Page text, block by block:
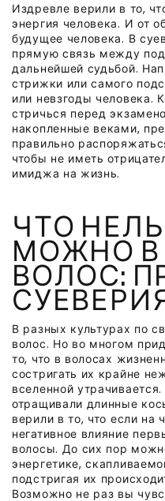
Издревле верили в то,
энергия человека. И от
будущее человека. В
прямую связь между
дальнейшей судьбой.
стрижки или самого
или невзгоды человека.
стричься перед
накопленные веками,
правильно
чтобы не иметь
имиджа на жизнь.
ЧТО
МОЖНО В
ВОЛОС:
В разных культурах по
волос. Но во многом
то, что в волосах
состригать их крайне
вселенной
отращивали длинные
верили в то, что если на
негативное влияние
волосы. До сих пор
энергетике,
подстригая их
Возможно не раз вы